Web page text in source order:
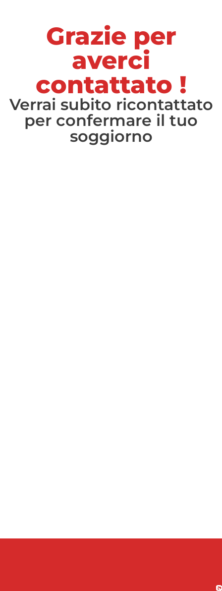
Grazie per
averci
contattato !
Verrai subito ricontattato
per confermare il tuo
soggiorno